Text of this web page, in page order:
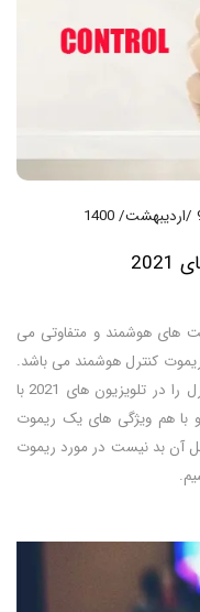
و قابلیت های هوشمند و متفاوتی می
کنترل هوشمند می باشد.
در این مقاله ما مشخصه و ویژگی ریموت کنترل را در تلویزیون های 2021 با
با هم ویژگی های یک ریموت
آن بد نیست در مورد ریموت